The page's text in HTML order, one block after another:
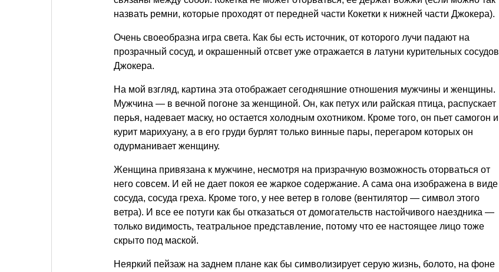
назвать ремни, которые проходят от передней части Кокетки к нижней части Джокера).
Очень своеобразна игра света. Как бы есть источник, от которого лучи падают на
прозрачный сосуд, и окрашенный отсвет уже отражается в латуни курительных сосудов
Джокера.
На мой взгляд, картина эта отображает сегодняшние отношения мужчины и женщины.
Мужчина — в вечной погоне за женщиной. Он, как петух или райская птица, распускает
перья, надевает маску, но остается холодным охотником. Кроме того, он пьет самогон и
курит марихуану, а в его груди бурлят только винные пары, перегаром которых он
одурманивает женщину.
Женщина привязана к мужчине, несмотря на призрачную возможность оторваться от
него совсем. И ей не дает покоя ее жаркое содержание. А сама она изображена в виде
сосуда, сосуда греха. Кроме того, у нее ветер в голове (вентилятор — символ этого
ветра). И все ее потуги как бы отказаться от домогательств настойчивого наездника —
только видимость, театральное представление, потому что ее настоящее лицо тоже
скрыто под маской.
Неяркий пейзаж на заднем плане как бы символизирует серую жизнь, болото, на фоне